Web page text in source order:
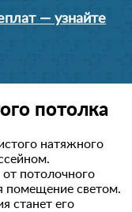
— узнайте
потолка
натяжного
потолочного
помещение светом.
станет его